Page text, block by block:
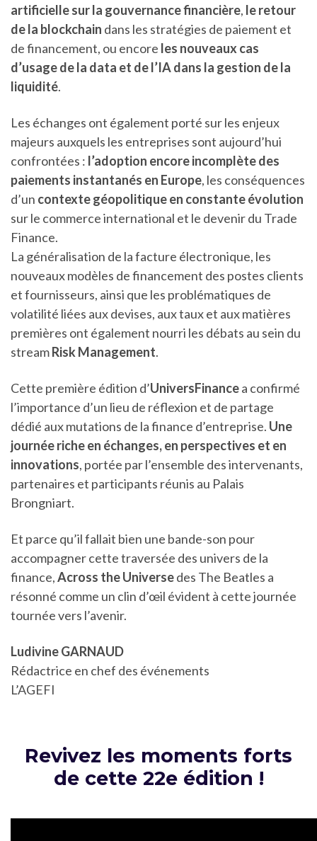
artificielle sur la gouvernance financière, le retour
de la blockchain dans les stratégies de paiement et
de financement, ou encore les nouveaux cas
d’usage de la data et de l’IA dans la gestion de la
liquidité.
Les échanges ont également porté sur les enjeux
majeurs auxquels les entreprises sont aujourd’hui
confrontées : l’adoption encore incomplète des
paiements instantanés en Europe, les conséquences
d’un contexte géopolitique en constante évolution
sur le commerce international et le devenir du Trade
Finance.
La généralisation de la facture électronique, les
nouveaux modèles de financement des postes clients
et fournisseurs, ainsi que les problématiques de
volatilité liées aux devises, aux taux et aux matières
premières ont également nourri les débats au sein du
streamRisk Management.
Cette première édition d’UniversFinancea confirmé
l’importance d’un lieu de réflexion et de partage
dédié aux mutations de la finance d’entreprise. Une
journée riche en échanges, en perspectives et en
innovations, portée par l’ensemble des intervenants,
partenaires et participants réunis au Palais
Brongniart.
Et parce qu’il fallait bien une bande-son pour
accompagner cette traversée des univers de la
finance,Across the Universedes The Beatles a
résonné comme un clin d’œil évident à cette journée
tournée vers l’avenir.
Ludivine GARNAUD
Rédactrice en chef des événements
L’AGEFI
Revivez les moments forts
de cette 22e édition !